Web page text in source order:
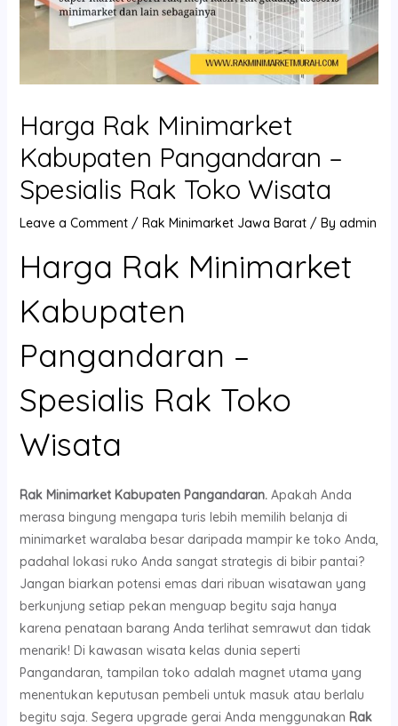
Harga Rak Minimarket
Kabupaten Pangandaran –
Spesialis Rak Toko Wisata
Leave a Comment / Rak Minimarket Jawa Barat/ By admin
Harga Rak Minimarket
Kabupaten
Pangandaran –
Spesialis Rak Toko
Wisata
Rak Minimarket Kabupaten Pangandaran. Apakah Anda
merasa bingung mengapa turis lebih memilih belanja di
minimarket waralaba besar daripada mampir ke toko Anda,
padahal lokasi ruko Anda sangat strategis di bibir pantai?
Jangan biarkan potensi emas dari ribuan wisatawan yang
berkunjung setiap pekan menguap begitu saja hanya
karena penataan barang Anda terlihat semrawut dan tidak
menarik! Di kawasan wisata kelas dunia seperti
Pangandaran, tampilan toko adalah magnet utama yang
menentukan keputusan pembeli untuk masuk atau berlalu
begitu saja. Segera upgrade gerai Anda menggunakan Rak